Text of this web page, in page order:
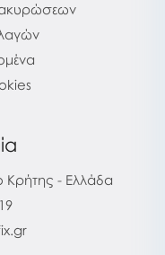
ακυρώσεων
Κρήτης - Ελλάδα